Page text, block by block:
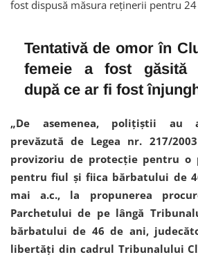
fost dispusă măsura reținerii pentru
Tentativă de omor în
femeie a fost găsită
după ce ar fi fost
„De asemenea, polițiștii au
prevăzută de Legea nr. 217/
provizoriu de protecție pentru o
pentru fiul și fiica bărbatului de
mai a.c., la propunerea
Parchetului de pe lângă
bărbatului de 46 de ani,
libertăți din cadrul Tribunalului